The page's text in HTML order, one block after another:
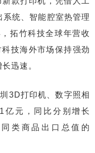
统、智能腔室热管理
拓竹科技全球年营收
技海外市场保持强劲
迅速。
打印机、数字照相
亿元，同比分别增长
类商品出口总值的